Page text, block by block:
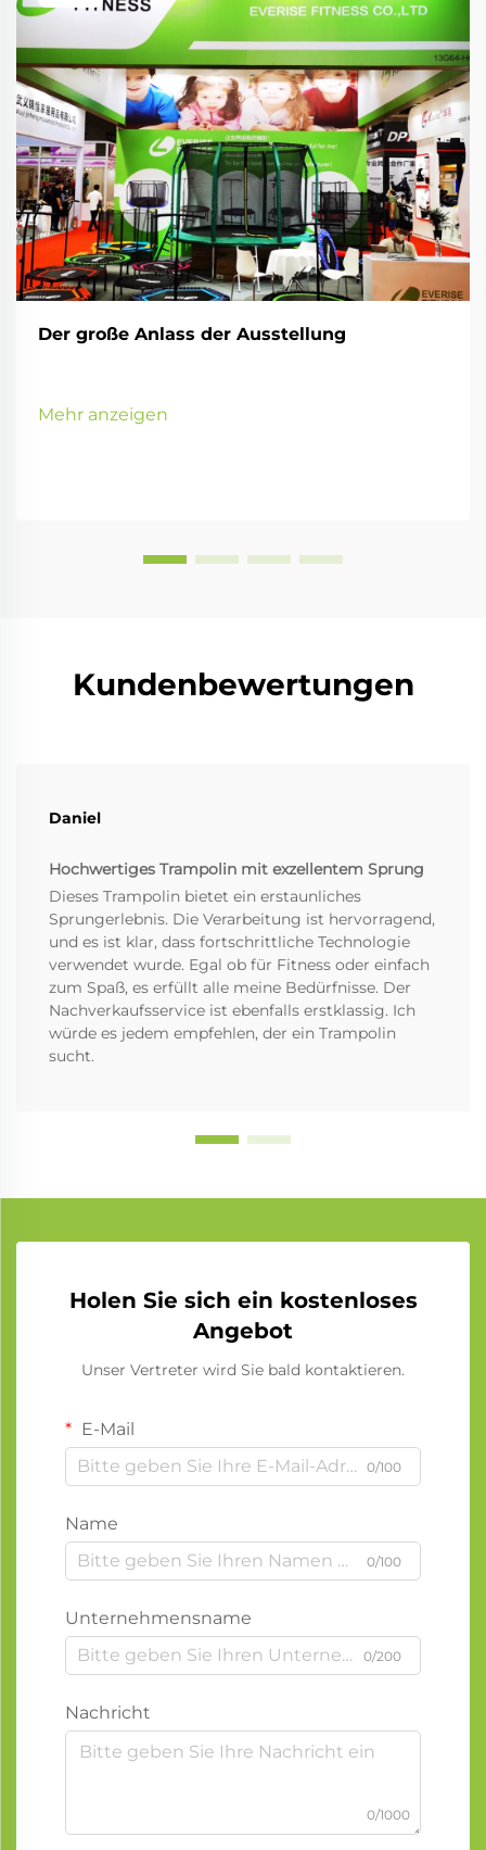
Der große Anlass der Ausstellung
Mehr anzeigen
Kundenbewertungen
Daniel
Hochwertiges Trampolin mit exzellentem Sprung
Dieses Trampolin bietet ein erstaunliches
Sprungerlebnis. Die Verarbeitung ist hervorragend,
und es ist klar, dass fortschrittliche Technologie
verwendet wurde. Egal ob für Fitness oder einfach
zum Spaß, es erfüllt alle meine Bedürfnisse. Der
Nachverkaufsservice ist ebenfalls erstklassig. Ich
würde es jedem empfehlen, der ein Trampolin
sucht.
Holen Sie sich ein kostenloses
Angebot
Unser Vertreter wird Sie bald kontaktieren.
E-Mail
0/100
Name
0/100
Unternehmensname
0/200
Nachricht
0/1000